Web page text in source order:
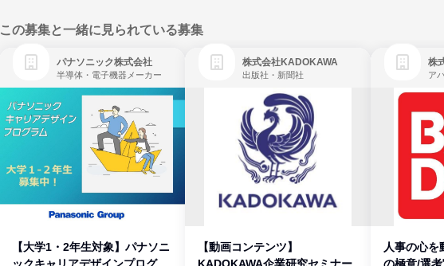
この募集と一緒に見られている募集
パナソニック株式会社
半導体・電子機器メーカー
【大学1・2年生対象】パナソニ
株式会社KADOKAWA
出版社・新聞社
【動画コンテンツ】
株
人事の心を